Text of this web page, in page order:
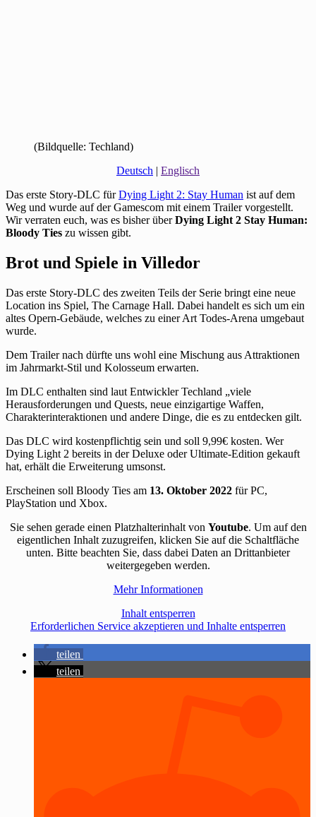
(Bildquelle: Techland)
Deutsch | Englisch
Das erste Story-DLC fürDying Light 2: Stay Human ist auf dem
Weg und wurde auf der Gamescom mit einem Trailer vorgestellt.
Wir verraten euch, was es bisher überDying Light 2 Stay Human:
Bloody Ties zu wissen gibt.
Brot und Spiele in Villedor
Das erste Story-DLC des zweiten Teils der Serie bringt eine neue
Location ins Spiel, The Carnage Hall. Dabei handelt es sich um ein
altes Opern-Gebäude, welches zu einer Art Todes-Arena umgebaut
wurde.
Dem Trailer nach dürfte uns wohl eine Mischung aus Attraktionen
im Jahrmarkt-Stil und Kolosseum erwarten.
Im DLC enthalten sind laut Entwickler Techland „viele
Herausforderungen und Quests, neue einzigartige Waffen,
Charakterinteraktionen und andere Dinge, die es zu entdecken gilt.
Das DLC wird kostenpflichtig sein und soll 9,99€ kosten. Wer
Dying Light 2 bereits in der Deluxe oder Ultimate-Edition gekauft
hat, erhält die Erweiterung umsonst.
Erscheinen soll Bloody Ties am 13. Oktober 2022 für PC,
PlayStation und Xbox.
Sie sehen gerade einen Platzhalterinhalt von Youtube. Um auf den
eigentlichen Inhalt zuzugreifen, klicken Sie auf die Schaltfläche
unten. Bitte beachten Sie, dass dabei Daten an Drittanbieter
weitergegeben werden.
Mehr Informationen
Inhalt entsperren
Erforderlichen Service akzeptieren und Inhalte entsperren
teilen
teilen